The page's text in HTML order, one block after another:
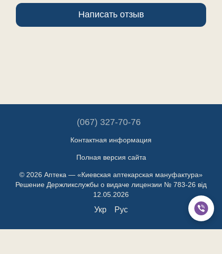
Написать отзыв
(067) 327-70-76
Контактная информация
Полная версия сайта
© 2026 Аптека — «Киевская аптекарская мануфактура»
Решение Держликслужбы о видаче лицензии № 783-26 від
12.05.2026
Укр Рус